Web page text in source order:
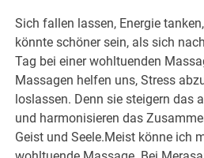
Sich fallen lassen, Energie
könnte schöner sein, als sich
Tag bei einer wohltuenden
Massagen helfen uns, Stress
loslassen. Denn sie steigern das
und harmonisieren das
Geist und Seele.Meist könne ich